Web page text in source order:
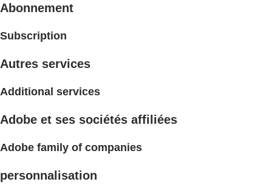
Abonnement
Subscription
Autres services
Additional services
Adobe et ses sociétés affiliées
Adobe family of companies
personnalisation